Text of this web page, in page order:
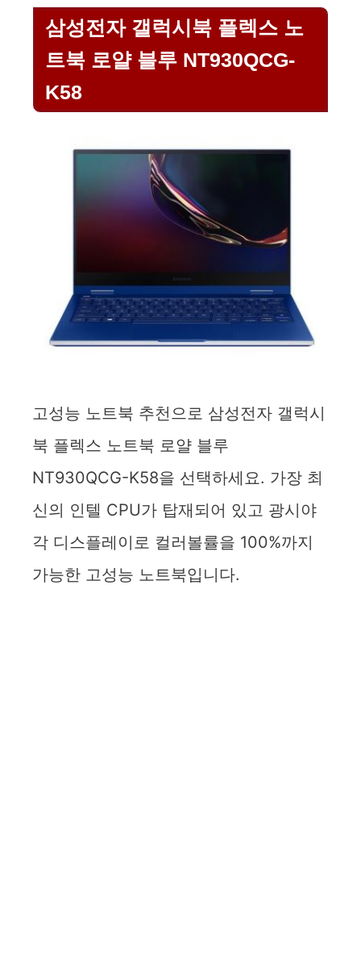
삼성전자 갤럭시북 플렉스 노
트북 로얄 블루 NT930QCG-
K58
고성능 노트북 추천으로 삼성전자 갤럭시
북 플렉스 노트북 로얄 블루
NT930QCG-K58을 선택하세요. 가장 최
신의 인텔 CPU가 탑재되어 있고 광시야
각 디스플레이로 컬러볼률을 100%까지
가능한 고성능 노트북입니다.